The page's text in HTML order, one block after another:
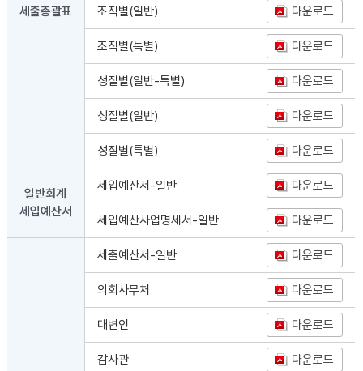
세출총괄표 조직별(일반) 다운로드
조직별(특별) 다운로드
성질별(일반-특별) 다운로드
성질별(일반) 다운로드
성질별(특별) 다운로드
일반회계
세입예산서
세입예산서-일반 다운로드
세입예산사업명세서-일반 다운로드
세출예산서-일반 다운로드
의회사무처 다운로드
대변인 다운로드
감사관 다운로드